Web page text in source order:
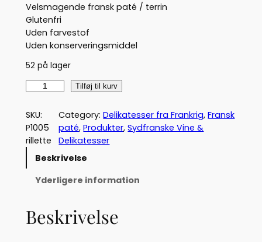
Velsmagende fransk paté / terrin
Glutenfri
Uden farvestof
Uden konserveringsmiddel
52 på lager
d
e
-
r
t
t
Tilføj til kurv
SKU:
P1005
rillette
Category:Delikatesser fra Frankrig, Fransk
paté, Produkter, Sydfranske Vine &
Delikatesser
Beskrivelse
Yderligere information
Beskrivelse